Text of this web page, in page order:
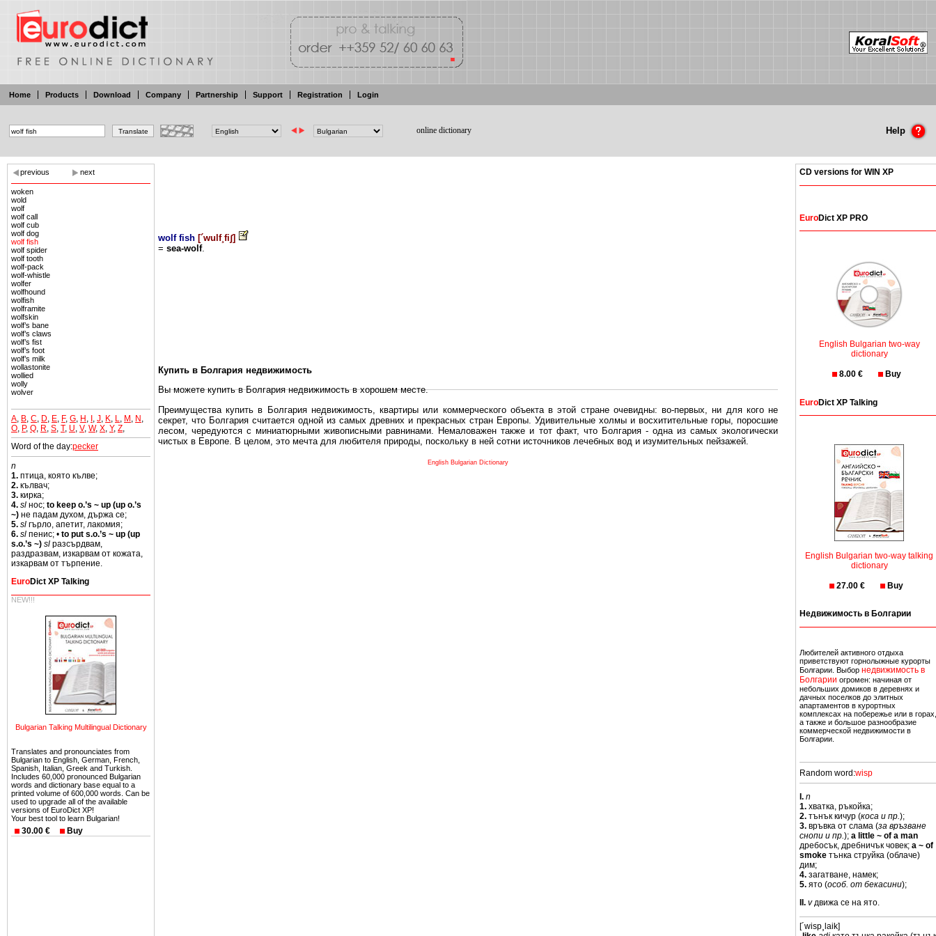
Home Products Download Company Partnership Support Registration Login
online dictionary Help
previous next
woken
wold
wolf
wolf call
wolf cub
wolf dog
wolf fish
wolf spider
wolf tooth
wolf-pack
wolf-whistle
wolfer
wolfhound
wolfish
wolframite
wolfskin
wolf’s bane
wolf’s claws
wolf’s fist
wolf’s foot
wolf’s milk
wollastonite
wollied
wolly
wolver
A B C D E F, G H I J K L M N
O P, Q R S T, U V, W, X Y, Z
Word of the day:pecker
n
1. птица, която кълве;
2. кълвач;
3. кирка;
4. sl нос; to keep o.’s ~ up (up o.’s
~) не падам духом, държа се;
5. sl гърло, апетит, лакомия;
6. sl пенис; • to put s.o.’s ~ up (up
s.o.’s ~) sl разсърдвам,
раздразвам, изкарвам от кожата,
изкарвам от търпение.
EuroDict XP Talking
NEW!!!
Bulgarian Talking Multilingual Dictionary
Translates and pronounciates from
Bulgarian to English, German, French,
Spanish, Italian, Greek and Turkish.
Includes 60,000 pronounced Bulgarian
words and dictionary base equal to a
printed volume of 600,000 words. Can be
used to upgrade all of the available
versions of EuroDict XP!
Your best tool to learn Bulgarian!
30.00 € Buy
wolf fish [´wulf¸fiʃ]
= sea-wolf.
Купить в Болгария недвижимость
Вы можете купить в Болгария недвижимость в хорошем месте.
Преимущества купить в Болгария недвижимость, квартиры или коммерческого объекта в этой стране очевидны: во-первых, ни для кого не
секрет, что Болгария считается одной из самых древних и прекрасных стран Европы. Удивительные холмы и восхитительные горы, поросшие
лесом, чередуются с миниатюрными живописными равнинами. Немаловажен также и тот факт, что Болгария - одна из самых экологически
чистых в Европе. В целом, это мечта для любителя природы, поскольку в ней сотни источников лечебных вод и изумительных пейзажей.
Еще одно существенное преимущество в плане купить в Болгария недвижимость заключено в том, что Болгария безопасная страна - в ней
English Bulgarian Dictionary
CD versions for WIN XP
EuroDict XP PRO
English Bulgarian two-way
dictionary
8.00 € Buy
EuroDict XP Talking
English Bulgarian two-way talking
dictionary
27.00 € Buy
Недвижимость в Болгарии
Любителей активного отдыха
приветствуют горнолыжные курорты
Болгарии. Выбор недвижимость в
Болгарии огромен: начиная от
небольших домиков в деревнях и
дачных поселков до элитных
апартаментов в курортных
комплексах на побережье или в горах,
а также и большое разнообразие
коммерческой недвижимости в
Болгарии.
Random word:wisp
I. n
1. хватка, ръкойка;
2. тънък кичур (коса и пр.);
3. връвка от слама (за връзване
снопи и пр.); a little ~ of a man
дребосък, дребничък човек; a ~ of
smoke тънка струйка (облаче)
дим;
4. загатване, намек;
5. ято (особ. от бекасини);
II. vдвижа се на ято.
[´wisp¸laik]